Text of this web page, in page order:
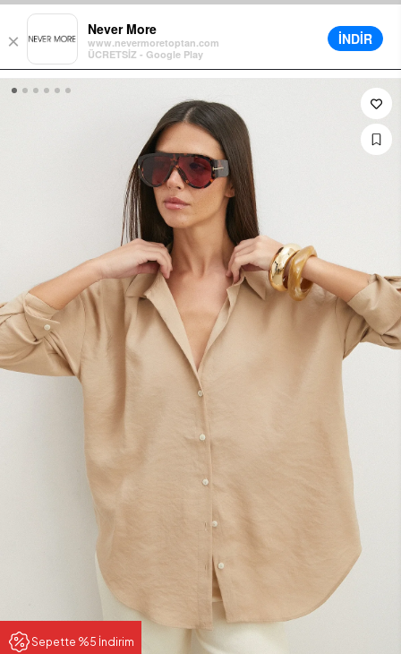
×
Never More
www.nevermoretoptan.com
ÜCRETSİZ - Google Play
İNDİR
Ek %5 İndirim
Sepette %5 İndirim